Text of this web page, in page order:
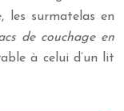
les surmatelas en
de couchage en
à celui d’un lit